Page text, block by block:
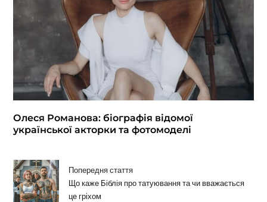
Олеся Романова: біографія відомої
української акторки та фотомоделі
Попередня стаття
Що каже Біблія про татуювання та чи вважається
це гріхом